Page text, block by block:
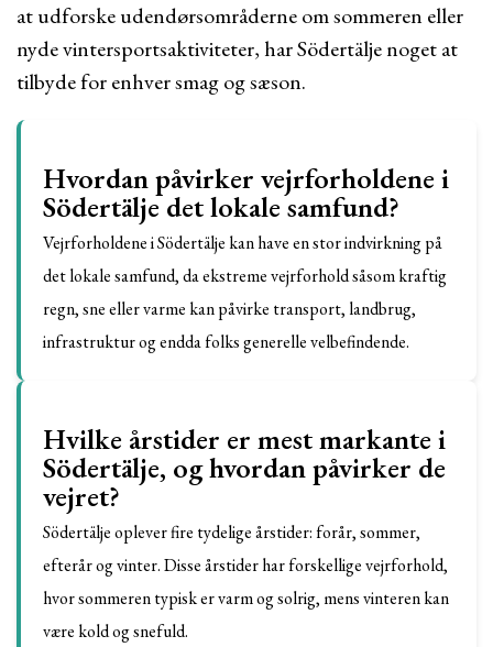
at udforske udendørsområderne om sommeren eller
nyde vintersportsaktiviteter, har Södertälje noget at
tilbyde for enhver smag og sæson.
Hvordan påvirker vejrforholdene i
Södertälje det lokale samfund?
Vejrforholdene i Södertälje kan have en stor indvirkning på
det lokale samfund, da ekstreme vejrforhold såsom kraftig
regn, sne eller varme kan påvirke transport, landbrug,
infrastruktur og endda folks generelle velbefindende.
Hvilke årstider er mest markante i
Södertälje, og hvordan påvirker de
vejret?
Södertälje oplever fire tydelige årstider: forår, sommer,
efterår og vinter. Disse årstider har forskellige vejrforhold,
hvor sommeren typisk er varm og solrig, mens vinteren kan
være kold og snefuld.